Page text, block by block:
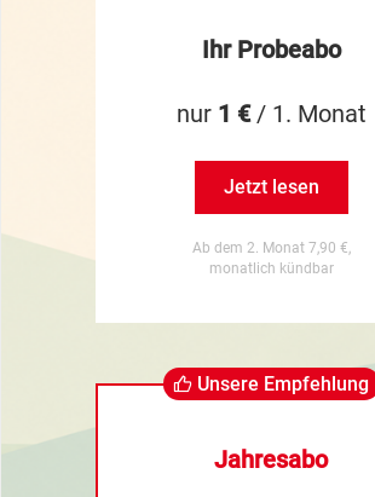
Ihr Probeabo
nur 1 €/ 1. Monat
Jetzt lesen
Ab dem 2. Monat 7,90 €,
monatlich kündbar
Unsere Empfehlung
Jahresabo